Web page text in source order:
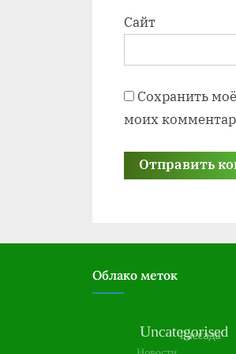
Сайт
Сохранить
моих
Облако меток